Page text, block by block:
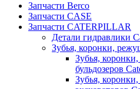
Запчасти Berco
Запчасти CASE
Запчасти CATERPILLAR
Детали гидравлики
Зубья, коронки,
Зубья,
бульдозеров
Зубья,